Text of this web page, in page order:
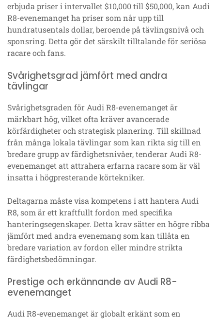
erbjuda priser i intervallet $10,000 till $50,000, kan Audi
R8-evenemanget ha priser som når upp till
hundratusentals dollar, beroende på tävlingsnivå och
sponsring. Detta gör det särskilt tilltalande för seriösa
racare och fans.
Svårighetsgrad jämfört med andra
tävlingar
Svårighetsgraden för Audi R8-evenemanget är
märkbart hög, vilket ofta kräver avancerade
körfärdigheter och strategisk planering. Till skillnad
från många lokala tävlingar som kan rikta sig till en
bredare grupp av färdighetsnivåer, tenderar Audi R8-
evenemanget att attrahera erfarna racare som är väl
insatta i högpresterande körtekniker.
Deltagarna måste visa kompetens i att hantera Audi
R8, som är ett kraftfullt fordon med specifika
hanteringsegenskaper. Detta krav sätter en högre ribba
jämfört med andra evenemang som kan tillåta en
bredare variation av fordon eller mindre strikta
färdighetsbedömningar.
Prestige och erkännande av Audi R8-
evenemanget
Audi R8-evenemanget är globalt erkänt som en